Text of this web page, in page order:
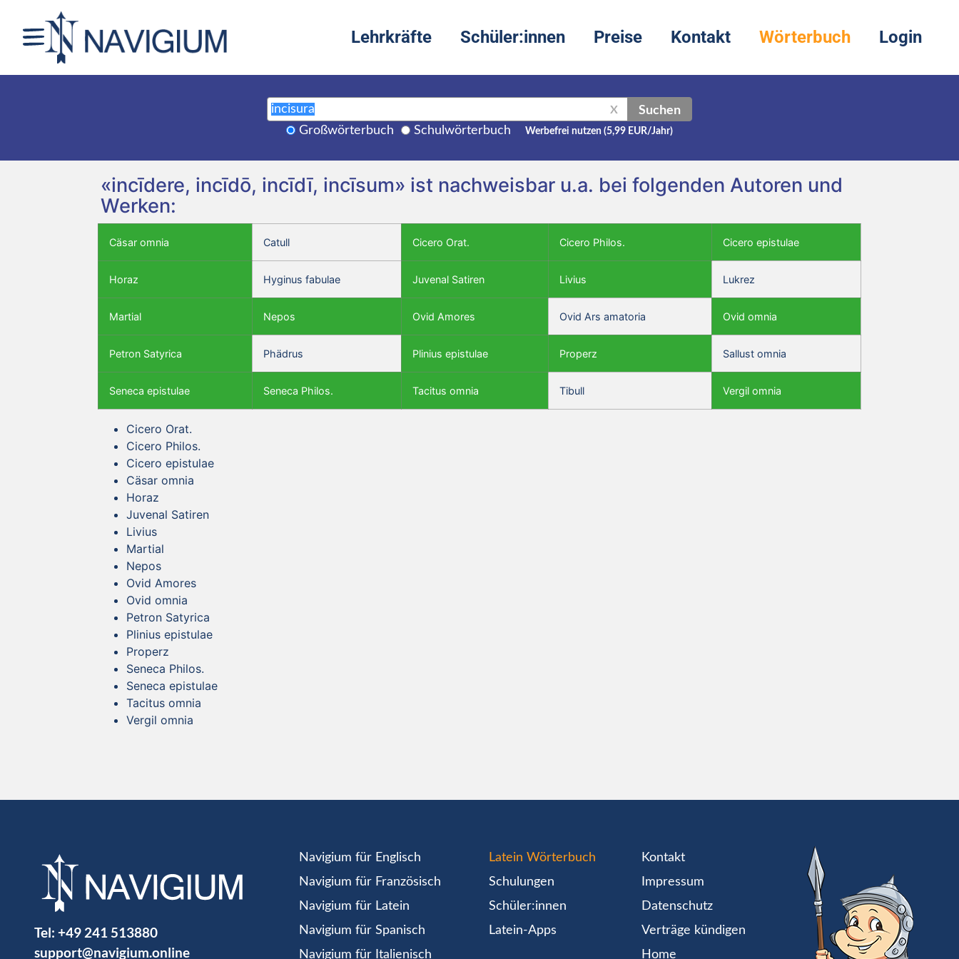
Lehrkräfte Schüler:innen Preise Kontakt Wörterbuch Login
X Suchen
Großwörterbuch Schulwörterbuch Werbefrei nutzen (5,99 EUR/Jahr)
«incīdere, incīdō, incīdī, incīsum» ist nachweisbar u.a. bei folgenden Autoren und
Werken:
Cäsar omnia Catull Cicero Orat. Cicero Philos. Cicero epistulae
Horaz Hyginus fabulae Juvenal Satiren Livius Lukrez
Martial Nepos Ovid Amores Ovid Ars amatoria Ovid omnia
Petron Satyrica Phädrus Plinius epistulae Properz Sallust omnia
Seneca epistulae Seneca Philos. Tacitus omnia Tibull Vergil omnia
Cicero Orat.
Cicero Philos.
Cicero epistulae
Cäsar omnia
Horaz
Juvenal Satiren
Livius
Martial
Nepos
Ovid Amores
Ovid omnia
Petron Satyrica
Plinius epistulae
Properz
Seneca Philos.
Seneca epistulae
Tacitus omnia
Vergil omnia
Tel: +49 241 513880
support@navigium.online
Navigium für Englisch
Navigium für Französisch
Navigium für Latein
Navigium für Spanisch
Navigium für Italienisch
Latein Wörterbuch
Schulungen
Schüler:innen
Latein-Apps
Kontakt
Impressum
Datenschutz
Verträge kündigen
Home